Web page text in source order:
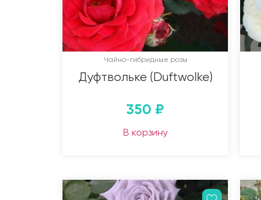
Чайно-гибридные розы
Дуфтвольке (Duftwolke)
350 ₽
В корзину